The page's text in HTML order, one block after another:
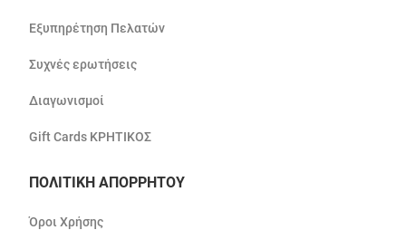
Εξυπηρέτηση Πελατών
Συχνές ερωτήσεις
Διαγωνισμοί
Gift Cards ΚΡΗΤΙΚΟΣ
ΠΟΛΙΤΙΚΗ ΑΠΟΡΡΗΤΟΥ
Όροι Χρήσης